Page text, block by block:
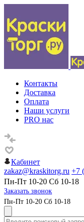
Контакты
Доставка
Оплата
Наши услуги
PRO нас
Кабинет
zakaz@kraskitorg.ru +7
Пн-Пт 10-20 Сб 10-18
Заказать звонок
Пн-Пт 10-20 Сб 10-18